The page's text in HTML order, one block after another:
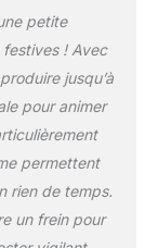
de
Si vous
vous
petite
! Avec
jusqu’à
pour animer
permettent
rien de temps.
un frein pour